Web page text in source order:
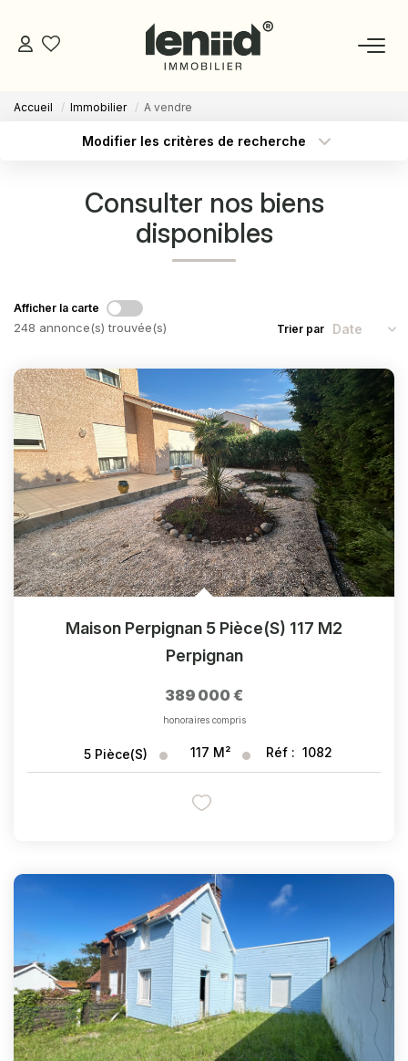
NOS CONSEILLERS
ESPACE MANDATAIRE
CONTACT
Accueil Immobilier A vendre
Modifier les critères de recherche
Sélectionnez...
Type de bien
Surface min
Créer une alerte
Consulter nos biens
disponibles
Afficher la carte
248 annonce(s) trouvée(s) Trier par
Maison Perpignan 5 Pièce(s) 117 M2
Perpignan
389 000 €
honoraires compris
5 Pièce(s) 117 M² Réf : 1082